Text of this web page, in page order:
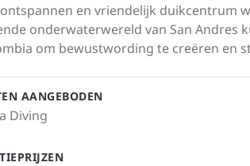
ontspannen en vriendelijk duikcentrum
onderwaterwereld van San
om bewustwording te creëren en
AANGEBODEN
Diving